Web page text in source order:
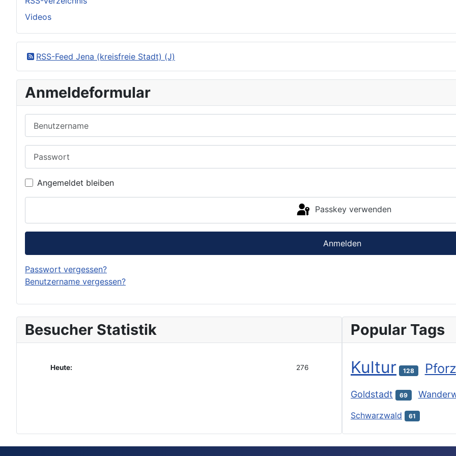
Videos
RSS-Feed Jena (kreisfreie Stadt) (J)
Anmeldeformular
Angemeldet bleiben
Passkey verwenden
Anmelden
Passwort vergessen?
Benutzername vergessen?
Besucher Statistik
Heute: 276
Popular Tags
Kultur 128
Goldstadt 69
Schwarzwald 61